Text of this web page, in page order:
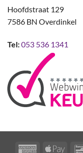
Hoofdstraat 129
7586 BN Overdinkel
Tel:053 536 1341
AmericanApple